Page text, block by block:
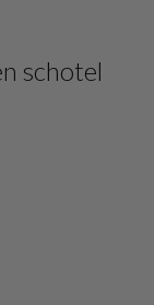
schotel